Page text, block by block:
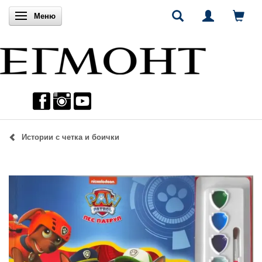
Включи навигацията
Меню
Истории с четка и боички